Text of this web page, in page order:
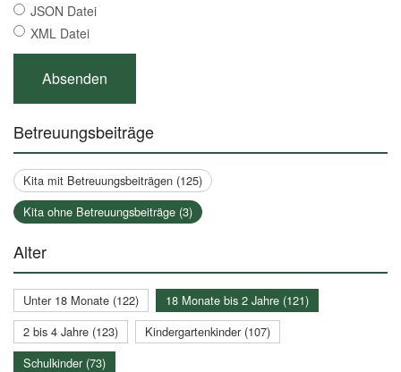
JSON Datei
XML Datei
Betreuungsbeiträge
Kita mit Betreuungsbeiträgen (125)
Kita ohne Betreuungsbeiträge (3)
Alter
Unter 18 Monate (122)
18 Monate bis 2 Jahre (121)
2 bis 4 Jahre (123)
Kindergartenkinder (107)
Schulkinder (73)